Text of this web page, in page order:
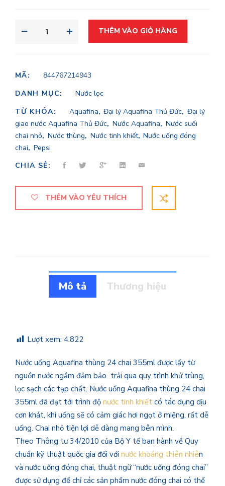
THÊM VÀO GIỎ HÀNG
MÃ:
844767214943
DANH MỤC:
Nước lọc
TỪ KHÓA:
Aquafina,Đại lý Aquafina Thủ Đức,Đại lý
giao nước Aquafina Thủ Đức, Nước Aquafina, Nước suối
chai nhỏ, Nước thùng, Nước tinh khiết,Nước uống đóng
chai, Pepsi
CHIA SẺ:
THÊM VÀO YÊU THÍCH
Mô tả Thương hiệu
Lượt xem: 4.822
Nước uống Aquafina thùng 24 chai 355ml được lấy từ
nguồn nước ngầm đảm bảo trải qua quy trình khử trùng,
lọc sạch các tạp chất. Nước uống Aquafina thùng 24 chai
355ml đã đạt tới trình độ nước tinh khiết có tác dụng dịu
cơn khát, khi uống sẽ có cảm giác hơi ngọt ở miệng, rất dễ
uống. Chai nhỏ tiện lợi dễ dàng mang bên mình.
Theo Thông tư 34/2010 của Bộ Y tế ban hành về Quy
chuẩn kỹ thuật quốc gia đối với nước khoáng thiên nhiên
và nước uống đóng chai, thuật ngữ “nước uống đóng chai”
được sử dụng để chỉ các sản phẩm nước đóng chai có thể